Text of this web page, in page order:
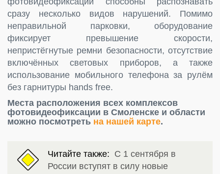
сразу несколько видов нарушений. Помимо
неправильной парковки, оборудование
фиксирует превышение скорости,
непристёгнутые ремни безопасности, отсутствие
включённых световых приборов, а также
использование мобильного телефона за рулём
без гарнитуры hands free.
Места расположения всех комплексов
фотовидеофиксации в Смоленске и области
можно посмотреть на нашей карте.
Читайте также: С 1 сентября в
России вступят в силу новые